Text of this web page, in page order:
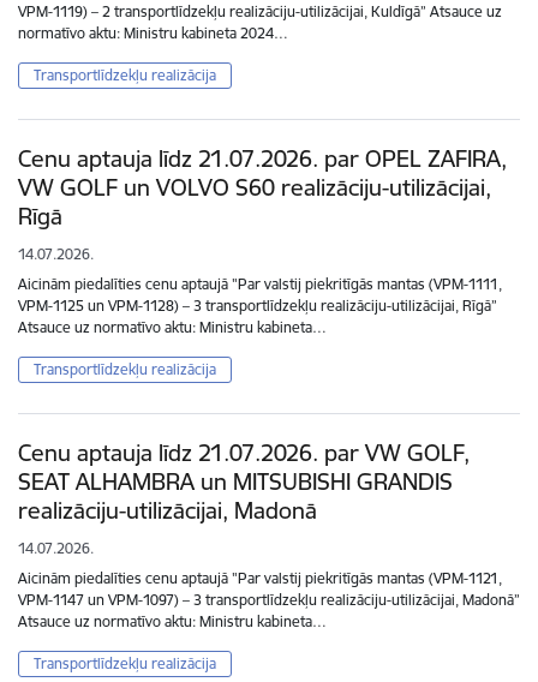
VPM-1119) – 2 transportlīdzekļu realizāciju-utilizācijai, Kuldīgā” Atsauce uz
normatīvo aktu: Ministru kabineta 2024…
Transportlīdzekļu realizācija
Cenu aptauja līdz 21.07.2026. par OPEL ZAFIRA,
VW GOLF un VOLVO S60 realizāciju-utilizācijai,
Rīgā
14.07.2026.
Aicinām piedalīties cenu aptaujā "Par valstij piekritīgās mantas (VPM-1111,
VPM-1125 un VPM-1128) – 3 transportlīdzekļu realizāciju-utilizācijai, Rīgā”
Atsauce uz normatīvo aktu: Ministru kabineta…
Transportlīdzekļu realizācija
Cenu aptauja līdz 21.07.2026. par VW GOLF,
SEAT ALHAMBRA un MITSUBISHI GRANDIS
realizāciju-utilizācijai, Madonā
14.07.2026.
Aicinām piedalīties cenu aptaujā "Par valstij piekritīgās mantas (VPM-1121,
VPM-1147 un VPM-1097) – 3 transportlīdzekļu realizāciju-utilizācijai, Madonā”
Atsauce uz normatīvo aktu: Ministru kabineta…
Transportlīdzekļu realizācija